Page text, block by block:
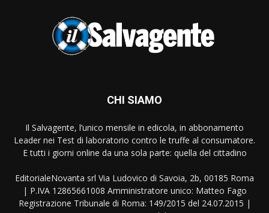
CHI SIAMO
Il Salvagente, l’unico mensile in edicola, in abbonamento
Leader nei Test di laboratorio contro le truffe al consumatore.
E tutti i giorni online da una sola parte: quella del cittadino
EditorialeNovanta srl Via Ludovico di Savoia, 2b, 00185 Roma
| P.IVA 12865661008 Amministratore unico: Matteo Fago
Registrazione Tribunale di Roma: 149/2015 del 24.07.2015 |